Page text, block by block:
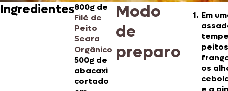
Ingredientes800g de
Filé de
Peito
Seara
Orgânico
500g de
abacaxi
cortado
Modo
de
preparo
Em
os